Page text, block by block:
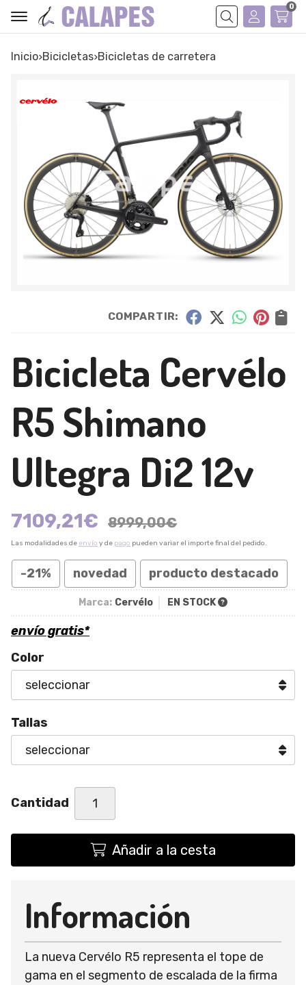
Buscar
0
Inicio bicicletas bicicletas de carretera
COMPARTIR:
Bicicleta Cervélo
R5 Shimano
Ultegra Di2 12v
7109,21€ 8999,00€
Las modalidades de envío y de pago pueden variar el importe final del pedido.
-21% novedad producto destacado
Marca: Cervélo EN STOCK
envío gratis*
Color
Tallas
Cantidad
Añadir a la cesta
Información
La nueva Cervélo R5 representa el tope de
gama en el segmento de escalada de la firma